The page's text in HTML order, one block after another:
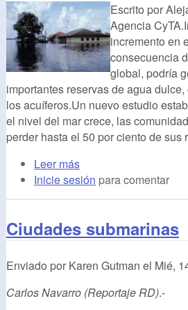
Escrito por
Agencia
incremento en
consecuencia
global, podría
importantes reservas de agua
los acuíferos.Un nuevo estudio
el nivel del mar crece, las
perder hasta el 50 por ciento de sus
Leer más
Inicie sesión para comentar
Ciudades submarinas
Enviado por Karen Gutman el Mié,
Carlos Navarro (Reportaje RD).-